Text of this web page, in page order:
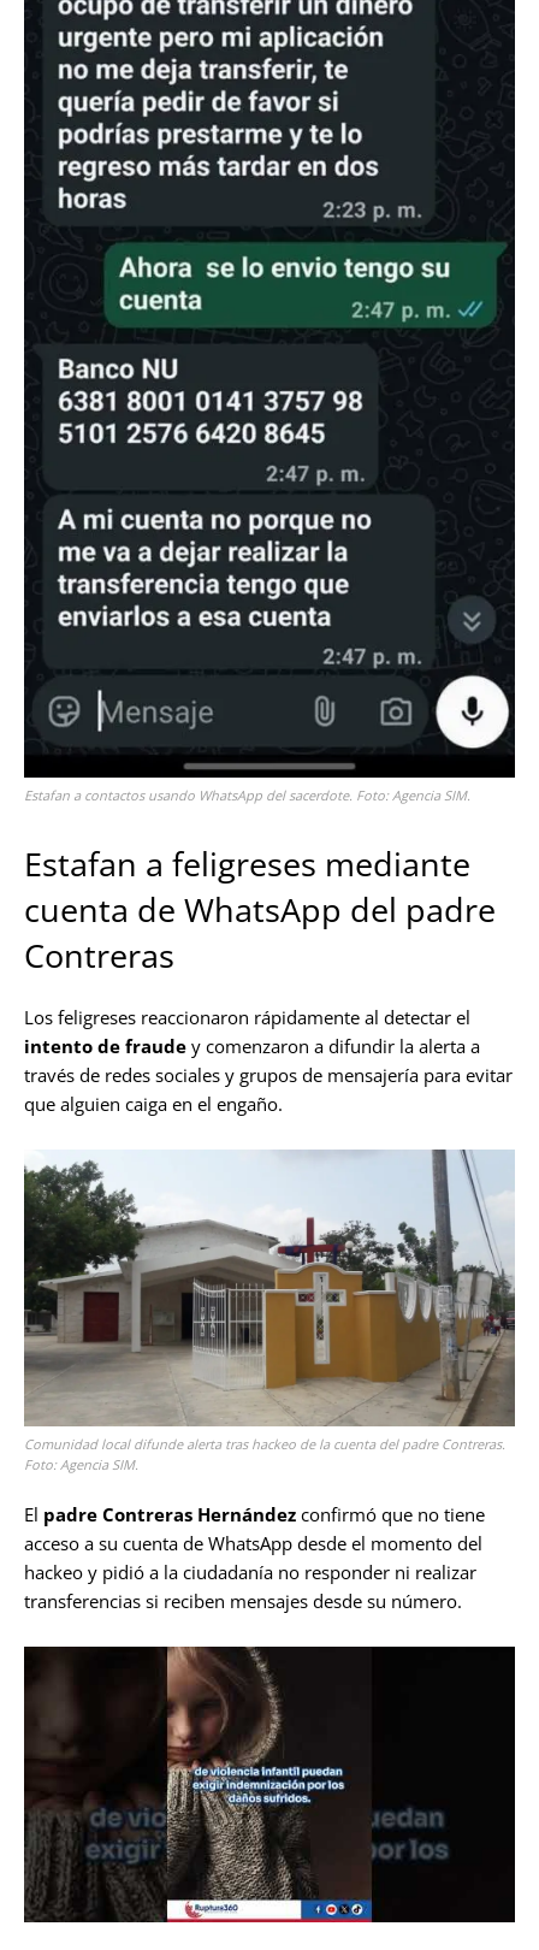
Estafan a contactos usando WhatsApp del sacerdote. Foto: Agencia SIM.
Estafan a feligreses mediante
cuenta de WhatsApp del padre
Contreras
Los feligreses reaccionaron rápidamente al detectar el
intento de fraude y comenzaron a difundir la alerta a
través de redes sociales y grupos de mensajería para evitar
que alguien caiga en el engaño.
Comunidad local difunde alerta tras hackeo de la cuenta del padre Contreras.
Foto: Agencia SIM.
El padre Contreras Hernández confirmó que no tiene
acceso a su cuenta de WhatsApp desde el momento del
hackeo y pidió a la ciudadanía no responder ni realizar
transferencias si reciben mensajes desde su número.